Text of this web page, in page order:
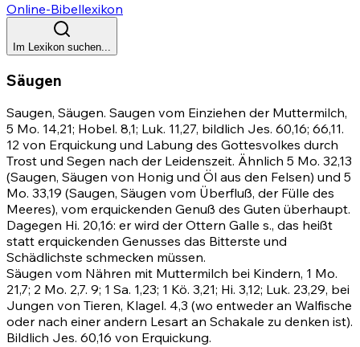
Online-Bibellexikon
Im Lexikon suchen...
Säugen
Saugen, Säugen. Saugen vom Einziehen der Muttermilch,
5 Mo. 14,21; Hobel. 8,1; Luk. 11,27, bildlich Jes. 60,16; 66,11.
12 von Erquickung und Labung des Gottesvolkes durch
Trost und Segen nach der Leidenszeit. Ähnlich 5 Mo. 32,13
(Saugen, Säugen von Honig und Öl aus den Felsen) und 5
Mo. 33,19 (Saugen, Säugen vom Überfluß, der Fülle des
Meeres), vom erquickenden Genuß des Guten überhaupt.
Dagegen Hi. 20,16: er wird der Ottern Galle s., das heißt
statt erquickenden Genusses das Bitterste und
Schädlichste schmecken müssen.
Säugen vom Nähren mit Muttermilch bei Kindern, 1 Mo.
21,7; 2 Mo. 2,7. 9; 1 Sa. 1,23; 1 Kö. 3,21; Hi. 3,12; Luk. 23,29, bei
Jungen von Tieren, Klagel. 4,3 (wo entweder an Walfische
oder nach einer andern Lesart an Schakale zu denken ist).
Bildlich Jes. 60,16 von Erquickung.